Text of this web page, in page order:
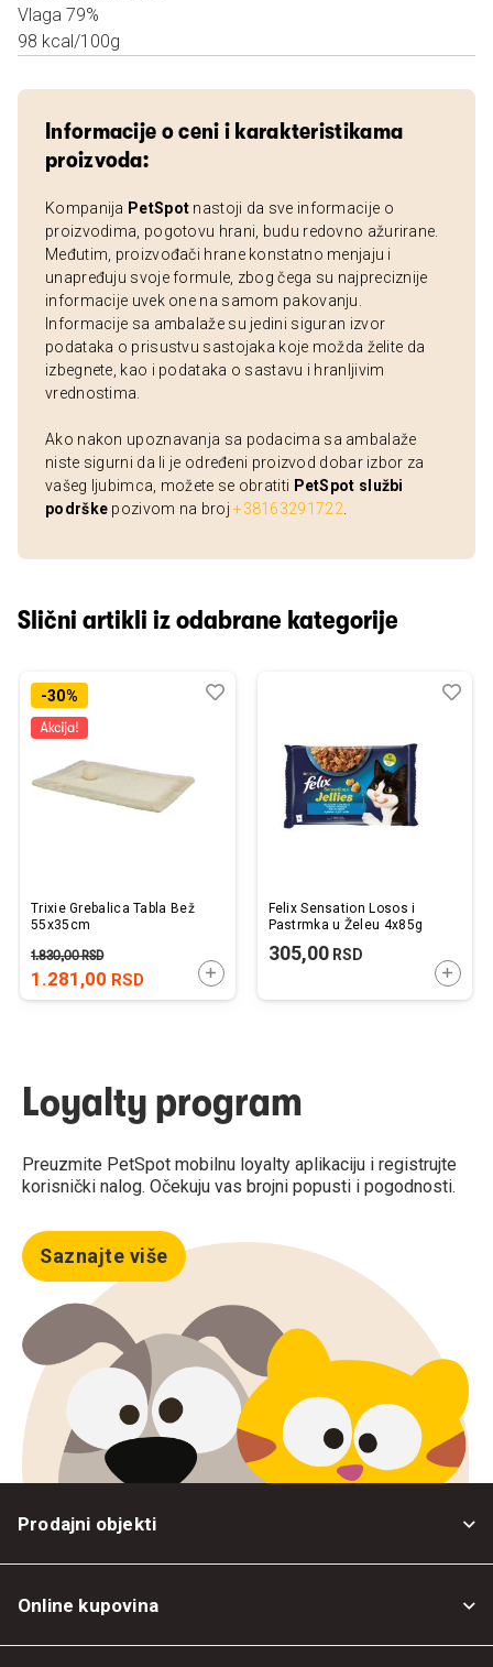
Vlaga 79%
98 kcal/100g
Informacije o ceni i karakteristikama
proizvoda:
Kompanija PetSpot nastoji da sve informacije o
proizvodima, pogotovu hrani, budu redovno ažurirane.
Međutim, proizvođači hrane konstatno menjaju i
unapređuju svoje formule, zbog čega su najpreciznije
informacije uvek one na samom pakovanju.
Informacije sa ambalaže su jedini siguran izvor
podataka o prisustvu sastojaka koje možda želite da
izbegnete, kao i podataka o sastavu i hranljivim
vrednostima.
Ako nakon upoznavanja sa podacima sa ambalaže
niste sigurni da li je određeni proizvod dobar izbor za
vašeg ljubimca, možete se obratiti PetSpot službi
podrške pozivom na broj+38163291722
Slični artikli iz odabrane kategorije
-30%
Trixie Grebalica Tabla Bež
55x35cm
1.281,00 RSD
1.830,00RSD
DODAJTE U KORPU
Dodaj
Uporedi
Felix Sensation Losos i
Pastrmka u Želeu 4x85g
305,00RSD
Loyalty program
Preuzmite PetSpot mobilnu loyalty aplikaciju i registrujte
korisnički nalog. Očekuju vas brojni popusti i pogodnosti.
Saznajte više
Prodajni objekti
Online kupovina